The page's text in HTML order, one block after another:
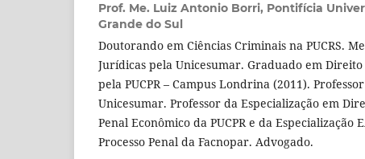
Prof. Me. Luiz Antonio Borri, Pontifícia
Grande do Sul
Doutorando em Ciências Criminais na PUCRS.
Jurídicas pela Unicesumar. Graduado em
pela PUCPR – Campus Londrina (2011).
Unicesumar. Professor da Especialização em
Penal Econômico da PUCPR e da Especialização
Processo Penal da Facnopar. Advogado.